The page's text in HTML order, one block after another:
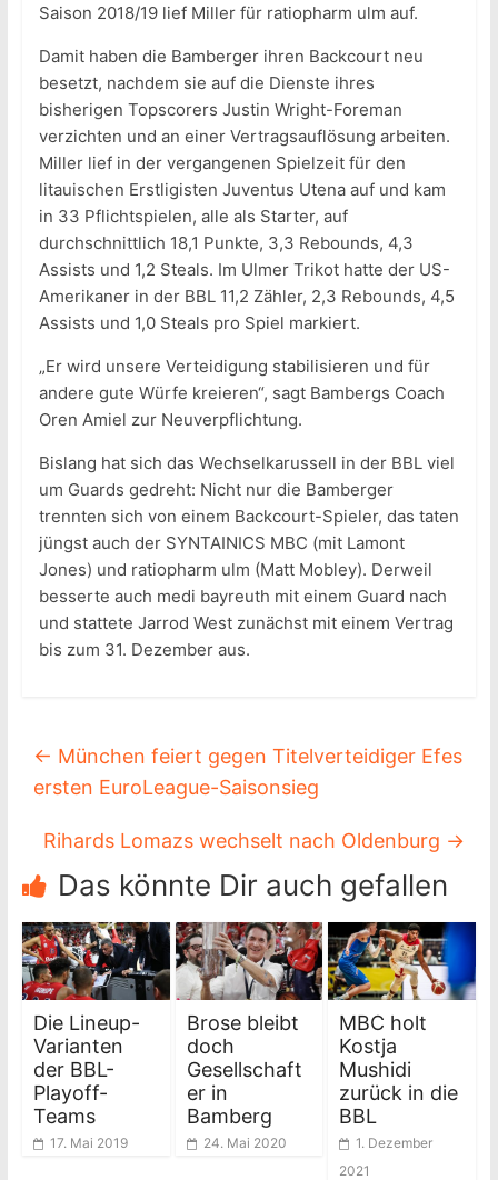
Saison 2018/19 lief Miller für ratiopharm ulm auf.
Damit haben die Bamberger ihren Backcourt neu
besetzt, nachdem sie auf die Dienste ihres
bisherigen Topscorers Justin Wright-Foreman
verzichten und an einer Vertragsauflösung arbeiten.
Miller lief in der vergangenen Spielzeit für den
litauischen Erstligisten Juventus Utena auf und kam
in 33 Pflichtspielen, alle als Starter, auf
durchschnittlich 18,1 Punkte, 3,3 Rebounds, 4,3
Assists und 1,2 Steals. Im Ulmer Trikot hatte der US-
Amerikaner in der BBL 11,2 Zähler, 2,3 Rebounds, 4,5
Assists und 1,0 Steals pro Spiel markiert.
„Er wird unsere Verteidigung stabilisieren und für
andere gute Würfe kreieren“, sagt Bambergs Coach
Oren Amiel zur Neuverpflichtung.
Bislang hat sich das Wechselkarussell in der BBL viel
um Guards gedreht: Nicht nur die Bamberger
trennten sich von einem Backcourt-Spieler, das taten
jüngst auch der SYNTAINICS MBC (mit Lamont
Jones) und ratiopharm ulm (Matt Mobley). Derweil
besserte auch medi bayreuth mit einem Guard nach
und stattete Jarrod West zunächst mit einem Vertrag
bis zum 31. Dezember aus.
← München feiert gegen Titelverteidiger Efes
ersten EuroLeague-Saisonsieg
Rihards Lomazs wechselt nach Oldenburg →
Das könnte Dir auch gefallen
Die Lineup-
Varianten
der BBL-
Playoff-
Teams
17. Mai 2019
Brose bleibt
doch
Gesellschaft
er in
Bamberg
24. Mai 2020
MBC holt
Kostja
Mushidi
zurück in die
BBL
1. Dezember
2021